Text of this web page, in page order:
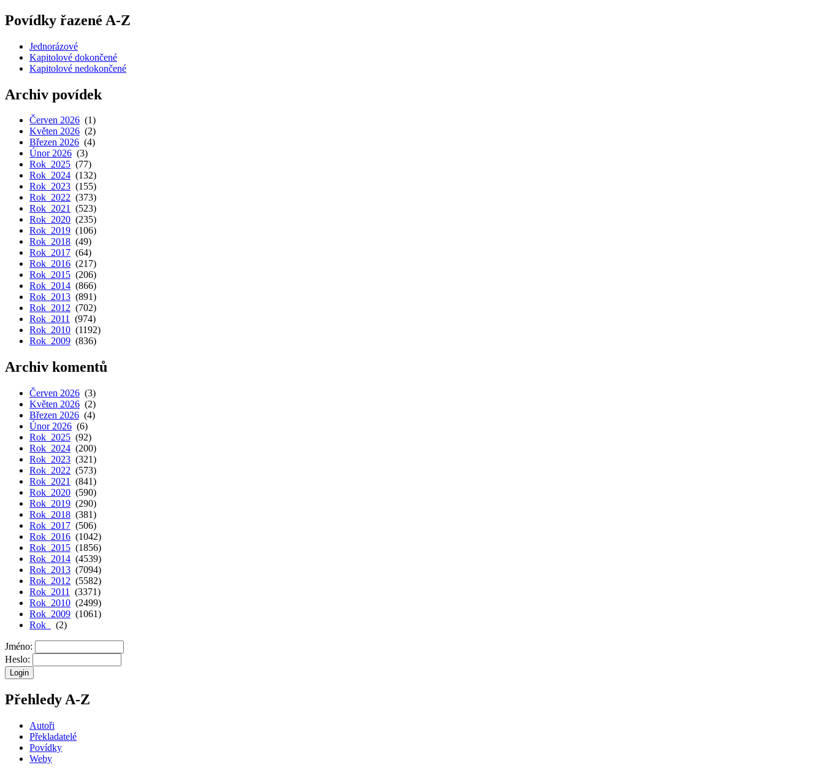
Povídky řazené A-Z
Jednorázové
Kapitolové dokončené
Kapitolové nedokončené
Archiv povídek
Červen 2026 (1)
Květen 2026 (2)
Březen 2026 (4)
Únor 2026 (3)
Rok 2025 (77)
Rok 2024 (132)
Rok 2023 (155)
Rok 2022 (373)
Rok 2021 (523)
Rok 2020 (235)
Rok 2019 (106)
Rok 2018 (49)
Rok 2017 (64)
Rok 2016 (217)
Rok 2015 (206)
Rok 2014 (866)
Rok 2013 (891)
Rok 2012 (702)
Rok 2011 (974)
Rok 2010 (1192)
Rok 2009 (836)
Archiv komentů
Červen 2026 (3)
Květen 2026 (2)
Březen 2026 (4)
Únor 2026 (6)
Rok 2025 (92)
Rok 2024 (200)
Rok 2023 (321)
Rok 2022 (573)
Rok 2021
(841)
Rok 2020 (590)
Rok 2019 (290)
Rok 2018 (381)
Rok 2017 (506)
Rok 2016 (1042)
Rok 2015 (1856)
Rok 2014 (4539)
Rok 2013 (7094)
Rok 2012 (5582)
Rok 2011
(3371)
Rok 2010 (2499)
Rok 2009 (1061)
Rok
(2)
Jméno:
Heslo:
Přehledy A-Z
Autoři
Překladatelé
Povídky
Weby